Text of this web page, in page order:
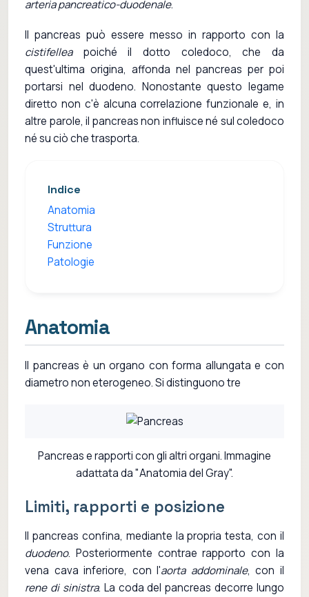
arteria pancreatico-duodenale.
Il pancreas può essere messo in rapporto con la
cistifelleapoiché il dotto coledoco, che da
quest'ultima origina, affonda nel pancreas per poi
portarsi nel duodeno. Nonostante questo legame
diretto non c'è alcuna correlazione funzionale e, in
altre parole, il pancreas non influisce né sul coledoco
né su ciò che trasporta.
Indice
Anatomia
Struttura
Funzione
Patologie
Anatomia
Il pancreas è un organo con forma allungata e con
diametro non eterogeneo. Si distinguono tre
Pancreas e rapporti con gli altri organi. Immagine
adattata da "Anatomia del Gray".
Limiti, rapporti e posizione
Il pancreas confina, mediante la propria testa, con il
duodeno. Posteriormente contrae rapporto con la
vena cava inferiore, con l'aorta addominale, con il
rene di sinistra. La coda del pancreas decorre lungo